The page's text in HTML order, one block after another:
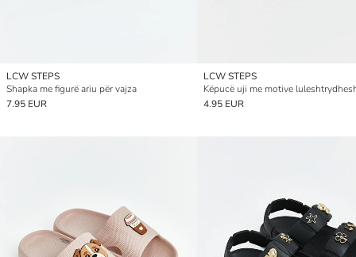
LCW STEPS
Shapka me figurë ariu për vajza
7.95 EUR
LCW STEPS
4.95 EUR